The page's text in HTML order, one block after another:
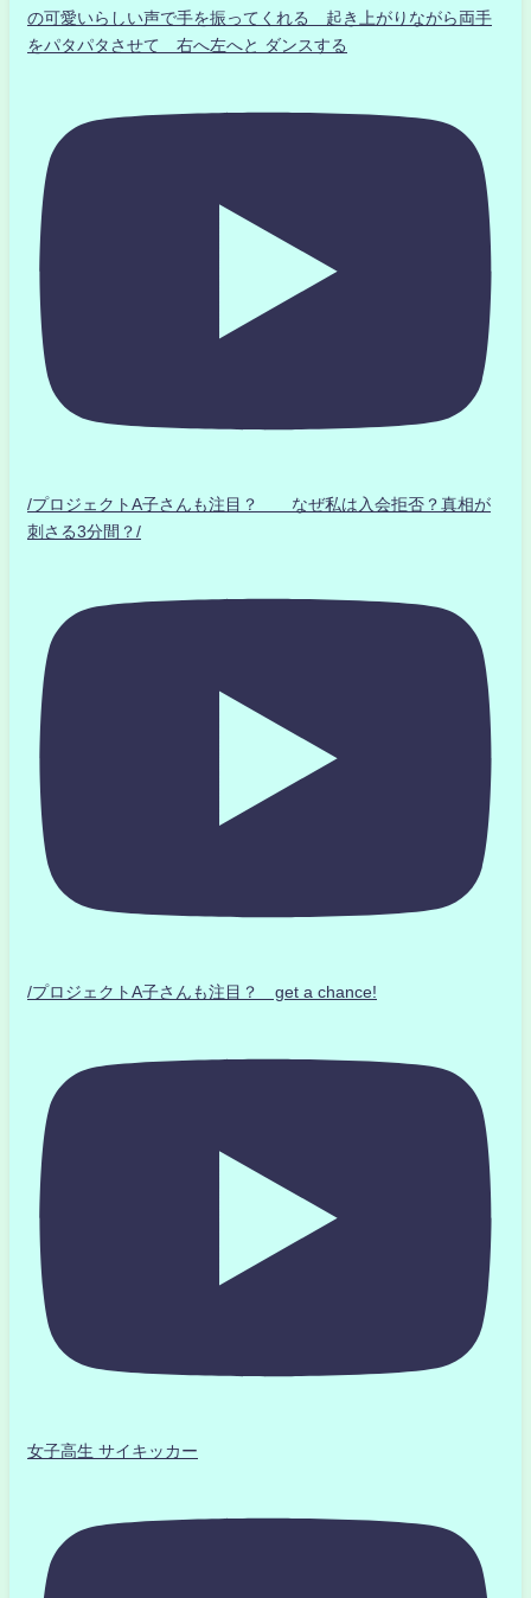
の可愛いらしい声で手を振ってくれる 起き上がりながら両手
をパタパタさせて 右へ左へと ダンスする
/プロジェクトA子さんも注目？ なぜ私は入会拒否？真相が
刺さる3分間？/
/プロジェクトA子さんも注目？ get a chance!
女子高生 サイキッカー